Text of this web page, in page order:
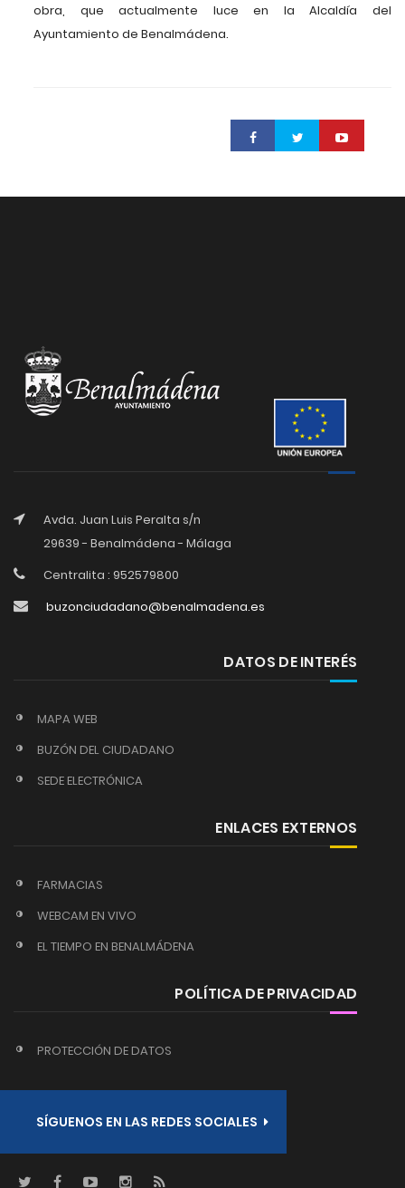
obra, que actualmente luce en la Alcaldía del
Ayuntamiento de Benalmádena.
Avda. Juan Luis Peralta s/n
29639 - Benalmádena - Málaga
Centralita : 952579800
buzonciudadano@benalmadena.es
DATOS DE INTERÉS
MAPA WEB
BUZÓN DEL CIUDADANO
SEDE ELECTRÓNICA
ENLACES EXTERNOS
FARMACIAS
WEBCAM EN VIVO
EL TIEMPO EN BENALMÁDENA
POLÍTICA DE PRIVACIDAD
PROTECCIÓN DE DATOS
SÍGUENOS EN LAS REDES SOCIALES